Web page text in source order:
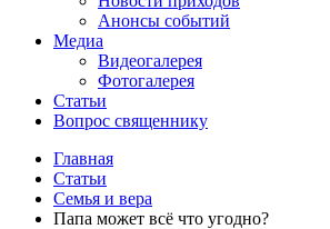
Анонсы событий
Медиа
Видеогалерея
Фотогалерея
Статьи
Вопрос священнику
Главная
Статьи
Семья и вера
Папа может всё что угодно?